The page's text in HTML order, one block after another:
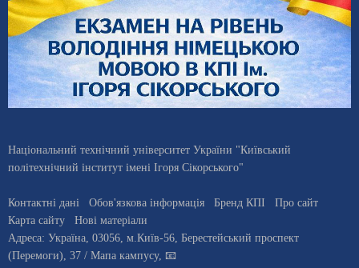
Національний технічний університет України "Київський
політехнічний інститут імені Ігоря Сікорського"
Контактні дані Обов'язкова інформація Бренд КПІ
Про сайт
Карта сайту
Нові матеріали
Адреса: Україна 03056 , м. Київ-56, Берестейський проспект
(Перемоги), 37 / Мапа кампусу, 📧